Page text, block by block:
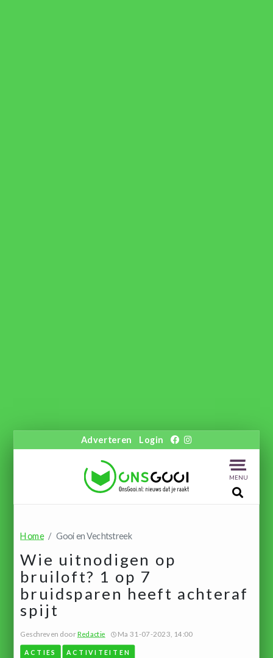
Adverteren Login
MENU
Home Gooi en Vechtstreek
Wie uitnodigen op
bruiloft? 1 op 7
bruidsparen heeft achteraf
spijt
Geschreven doorRedactie Ma 31-07-2023, 14:00
ACTIES ACTIVITEITEN